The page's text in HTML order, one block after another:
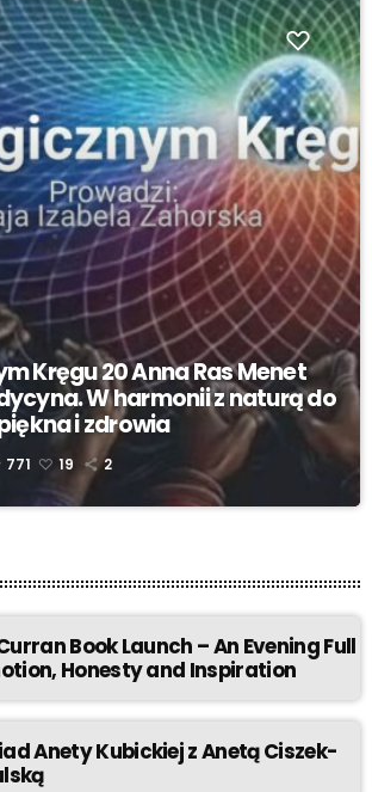
Kręgu 20 Anna Ras Menet
W harmonii z naturą do
i zdrowia
771 19 2
Book Launch – An Evening Full
Honesty and Inspiration
Anety Kubickiej z Anetą Ciszek-